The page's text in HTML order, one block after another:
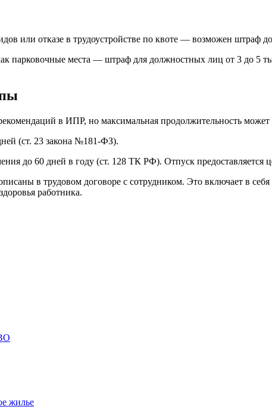
или отказе в трудоустройстве по квоте — возможен штраф
парковочные места — штраф для должностных лиц от 3 до 5
рекомендаций в ИПР, но максимальная продолжительность
(ст. 23 закона №181-ФЗ).
до 60 дней в году (ст. 128 ТК РФ). Отпуск предоставляется
в трудовом договоре с сотрудником. Это включает в
работника.
жилье